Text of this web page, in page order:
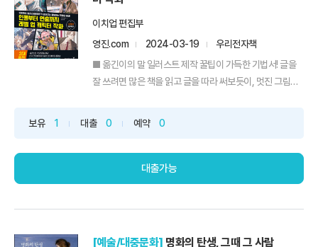
이치업 편집부
영진.com
2024-03-19
우리전자책
■ 옮긴이의 말 일러스트 제작 꿀팁이 가득한 기법서! 글을
잘 쓰려면 많은 책을 읽고 글을 따라 써보듯이, 멋진 그림을
지요. 그렇듯 이 책은 전문가들의 일러스트 제작 기법이나
보유 1 대출 0 예약 0
대출가능
[예술/대중문화] 명화의 탄생, 그때 그 사람